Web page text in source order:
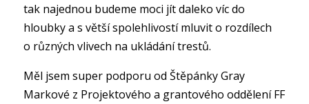
tak najednou budeme moci jít daleko víc do
hloubky a s větší spolehlivostí mluvit o rozdílech
o různých vlivech na ukládání trestů.
Měl jsem super podporu od Štěpánky Gray
Markové z Projektového a grantového oddělení FF